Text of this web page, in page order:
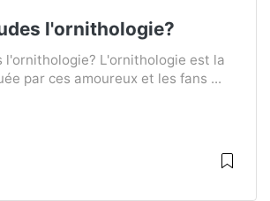
l'ornithologie?
l'ornithologie? L'ornithologie est la
par ces amoureux et les fans ...